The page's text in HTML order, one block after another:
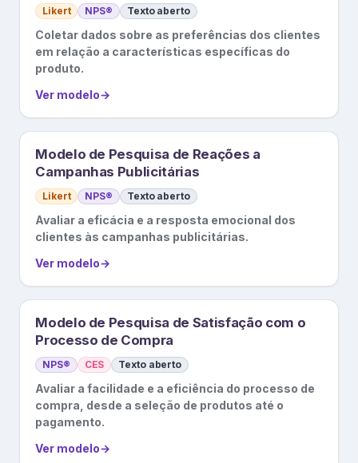
Likert NPS® Texto aberto
Coletar dados sobre as preferências dos clientes
em relação a características específicas do
produto.
Ver modelo→
Modelo de Pesquisa de Reações a
Campanhas Publicitárias
Likert NPS® Texto aberto
Avaliar a eficácia e a resposta emocional dos
clientes às campanhas publicitárias.
Ver modelo→
Modelo de Pesquisa de Satisfação com o
Processo de Compra
NPS® CES Texto aberto
Avaliar a facilidade e a eficiência do processo de
compra, desde a seleção de produtos até o
pagamento.
Ver modelo→